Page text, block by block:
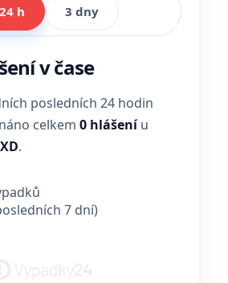
24 h 3 dny
v čase
posledních 24 hodin
celkem 0 hlášeníu
.
7 dní)